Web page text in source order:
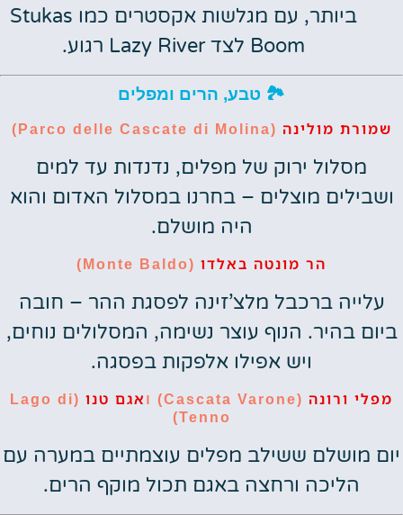
ביותר, עם מגלשות אקסטרים כמו Stukas
Boom לצד Lazy River רגוע.
🏞️ טבע, הרים ומפלים
שמורת מולינה (Parco delle Cascate di Molina)
מסלול ירוק של מפלים, נדנדות עד למים
ושבילים מוצלים – בחרנו במסלול האדום והוא
היה מושלם.
הר מונטה באלדו (Monte Baldo)
עלייה ברכבל מלצ’זינה לפסגת ההר – חובה
ביום בהיר. הנוף עוצר נשימה, המסלולים נוחים,
ויש אפילו אלפקות בפסגה.
מפלי ורונה (Cascata Varone) ו אגם טנו
(Lago di
Tenno)
יום מושלם ששילב מפלים עוצמתיים במערה עם
הליכה ורחצה באגם תכול מוקף הרים.